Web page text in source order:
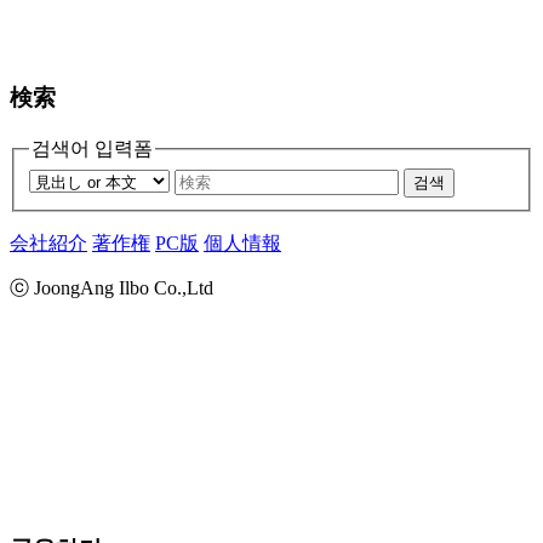
検索
검색어 입력폼
검색
会社紹介 著作権 PC版 個人情報
ⓒ JoongAng Ilbo Co.,Ltd